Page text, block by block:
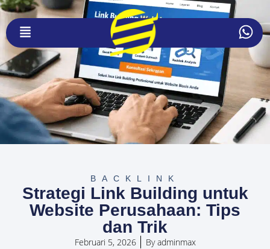
BACKLINK
Strategi Link Building untuk
Website Perusahaan: Tips
dan Trik
Februari 5, 2026 Byadminmax